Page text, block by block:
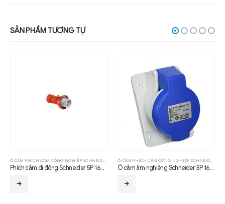
SẢN PHẨM TƯƠNG TỰ
Ổ CẮM PHÍCH CẮM CÔNG NGHIỆP SCHNEIDER
Phích cắm di động Schneider 5P 16A 380-415V IP44
Ổ CẮM PHÍCH CẮM CÔNG NGHIỆP SCHNEIDER
Ổ cắm âm nghiêng Schneider 5P 16A 6H IP44